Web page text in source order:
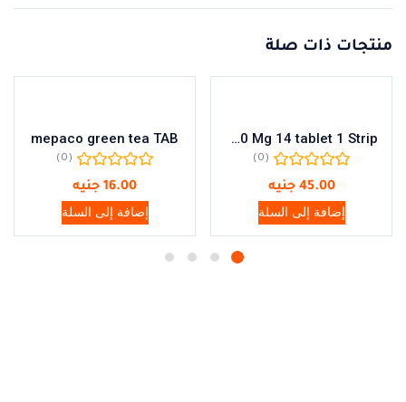
منتجات ذات صلة
Clarithro 250 Mg 14 tablet 1 Strip
(0)
45.00 جنيه
إضافة إلى السلة
mepaco green tea TAB
(0)
16.00 جنيه
إضافة إلى السلة